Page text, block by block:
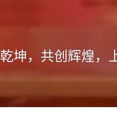
星星火炬，代代相